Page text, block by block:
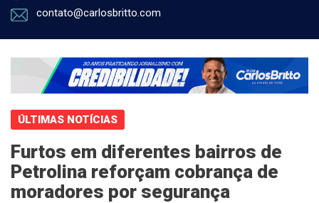
contato@carlosbritto.com
ÚLTIMAS NOTÍCIAS
Furtos em diferentes bairros de
Petrolina reforçam cobrança de
moradores por segurança